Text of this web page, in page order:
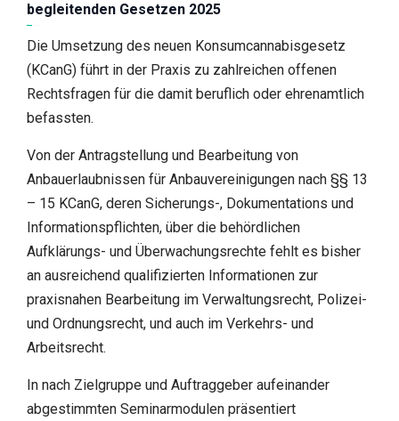
begleitenden Gesetzen 2025
Die Umsetzung des neuen Konsumcannabisgesetz
(KCanG) führt in der Praxis zu zahlreichen offenen
Rechtsfragen für die damit beruflich oder ehrenamtlich
befassten.
Von der Antragstellung und Bearbeitung von
Anbauerlaubnissen für Anbauvereinigungen nach §§ 13
– 15 KCanG, deren Sicherungs-, Dokumentations und
Informationspflichten, über die behördlichen
Aufklärungs- und Überwachungsrechte fehlt es bisher
an ausreichend qualifizierten Informationen zur
praxisnahen Bearbeitung im Verwaltungsrecht, Polizei-
und Ordnungsrecht, und auch im Verkehrs- und
Arbeitsrecht.
In nach Zielgruppe und Auftraggeber aufeinander
abgestimmten Seminarmodulen präsentiert